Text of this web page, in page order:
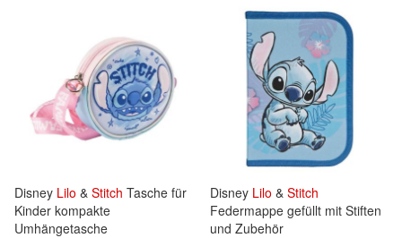
Disney Lilo & Stitch Tasche für
Kinder kompakte
Umhängetasche
Disney Lilo & Stitch
Federmappe gefüllt mit Stiften
und Zubehör